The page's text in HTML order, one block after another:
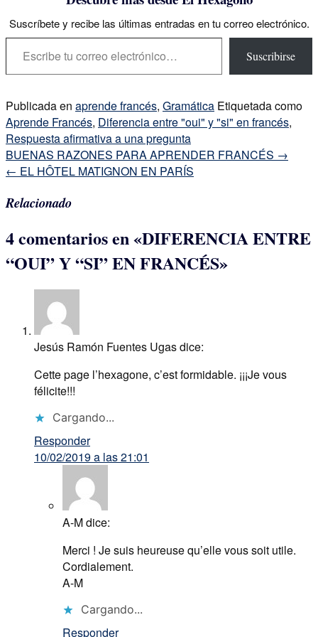
Suscríbete y recibe las últimas entradas en tu correo electrónico.
Escribe tu correo electrónico…
Suscribirse
Publicada en aprende francés, Gramática Etiquetada como
Aprende Francés, Diferencia entre "oui" y "si" en francés,
Respuesta afirmativa a una pregunta
Navegación
de
entrada
BUENAS RAZONES PARA APRENDER FRANCÉS →
← EL HÔTEL MATIGNON EN PARÍS
Relacionado
4 comentarios en «DIFERENCIA ENTRE
“OUI” Y “SI” EN FRANCÉS»
Jesús Ramón Fuentes Ugasdice:
Cette page l’hexagone, c’est formidable. ¡¡¡Je vous
félicite!!!
Cargando...
Responder
10/02/2019 a las 21:01
A-Mdice:
Merci ! Je suis heureuse qu’elle vous soit utile.
Cordialement.
A-M
Cargando...
Responder